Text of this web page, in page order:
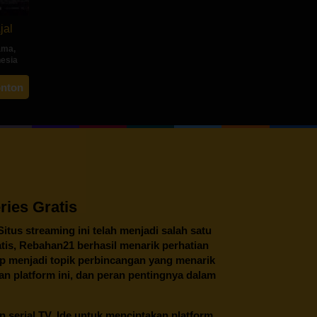
,
Gratis
streaming ini telah menjadi salah satu
Rebahan21berhasil menarik perhatian
menjadi topik perbincangan yang menarik
platform ini, dan peran pentingnya dalam